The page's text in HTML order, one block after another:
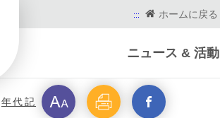
::: ホームに戻る
ニュース & 活動
年代記 フ 印 新